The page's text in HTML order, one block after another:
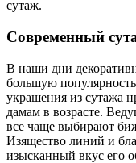
сутаж.
Современный
В наши дни
большую
украшения из сутажа
дамам в возрасте.
все чаще выбирают
Изящество линий и
изысканный вкус его